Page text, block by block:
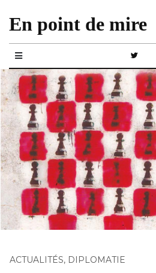
En point de mire
ACTUALITÉS, DIPLOMATIE